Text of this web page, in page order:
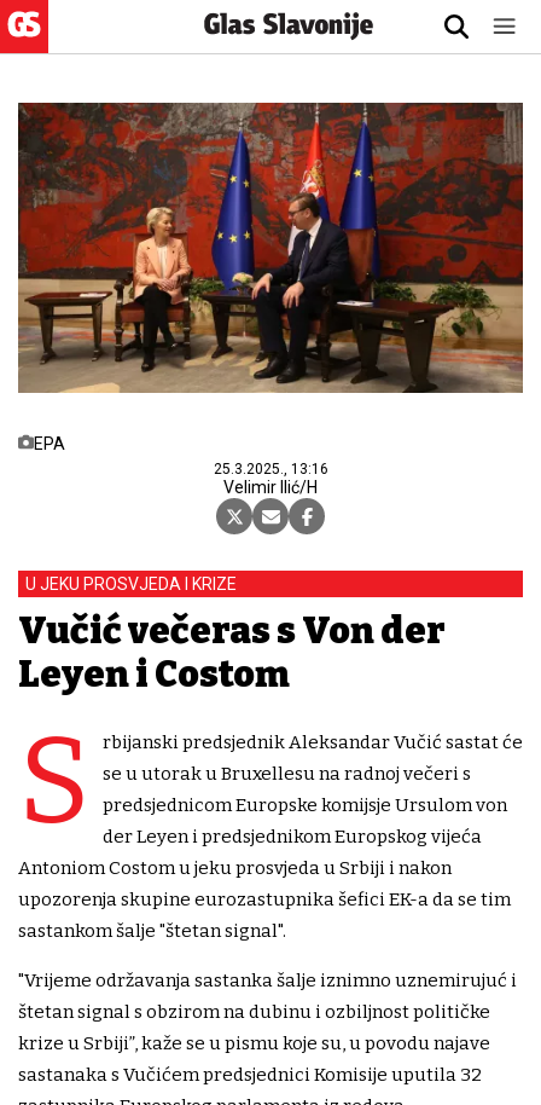
EPA
25.3.2025., 13:16
Velimir Ilić/H
U JEKU PROSVJEDA I KRIZE
Vučić večeras s Von der
Leyen i Costom
S
rbijanski predsjednik Aleksandar Vučić sastat će
se u utorak u Bruxellesu na radnoj večeri s
predsjednicom Europske komijsje Ursulom von
der Leyen i predsjednikom Europskog vijeća
Antoniom Costom u jeku prosvjeda u Srbiji i nakon
upozorenja skupine eurozastupnika šefici EK-a da se tim
sastankom šalje "štetan signal".
"Vrijeme održavanja sastanka šalje iznimno uznemirujuć i
štetan signal s obzirom na dubinu i ozbiljnost političke
krize u Srbiji”, kaže se u pismu koje su, u povodu najave
sastanaka s Vučićem predsjednici Komisije uputila 32